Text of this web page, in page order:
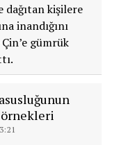
kişilere
inandığını
gümrük